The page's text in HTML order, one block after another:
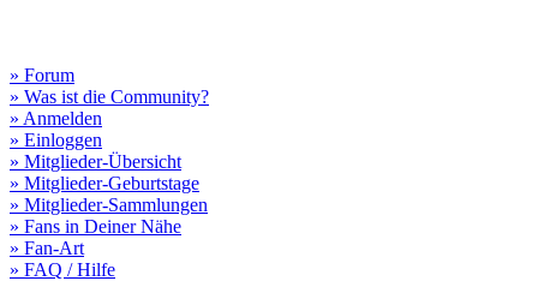
» Forum
» Was ist die Community?
» Anmelden
» Einloggen
» Mitglieder-Übersicht
» Mitglieder-Geburtstage
» Mitglieder-Sammlungen
» Fans in Deiner Nähe
» Fan-Art
» FAQ / Hilfe